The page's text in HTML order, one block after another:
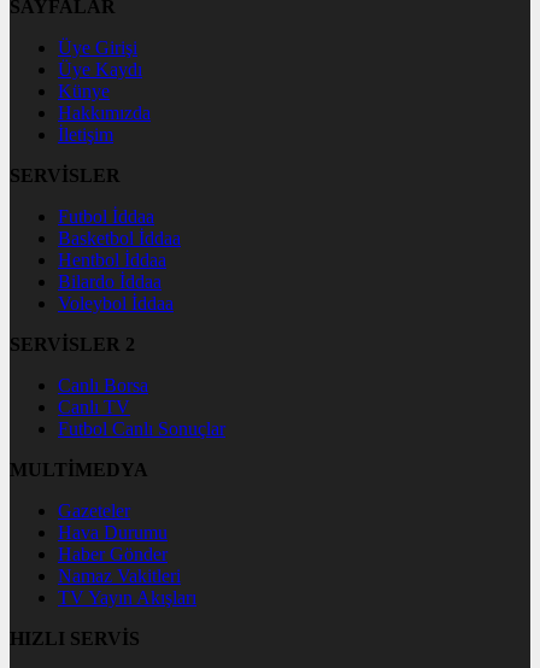
SAYFALAR
Üye Girişi
Üye Kaydı
Künye
Hakkımızda
İletişim
SERVİSLER
Futbol İddaa
Basketbol İddaa
Hentbol İddaa
Bilardo İddaa
Voleybol İddaa
SERVİSLER 2
Canlı Borsa
Canlı TV
Futbol Canlı Sonuçlar
MULTİMEDYA
Gazeteler
Hava Durumu
Haber Gönder
Namaz Vakitleri
TV Yayın Akışları
HIZLI SERVİS